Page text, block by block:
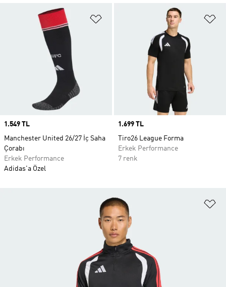
Favori Listesine Ekle
Price
1.549 TL
Manchester United 26/27 İç Saha
Çorabı
Erkek Performance
Adidas'a Özel
Price
1.699 TL
Tiro26 League Forma
Erkek Performance
7 renk